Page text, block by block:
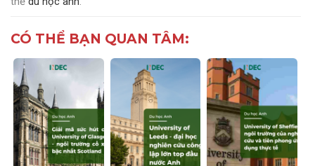
CÓ THỂ BẠN QUAN TÂM: